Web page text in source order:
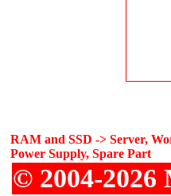
RAM and SSD -> Server,
Power Supply, Spare Part
© 2004-2026